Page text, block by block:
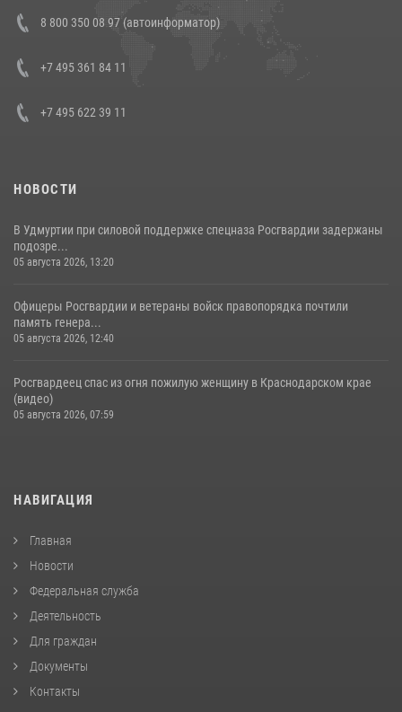
В Росгвардии прошла военно-научная конференция по обобщению
боевого опыта
8 800 350 08 97 (автоинформатор)
+7 495 361 84 11
+7 495 622 39 11
НОВОСТИ
В Удмуртии при силовой поддержке спецназа Росгвардии задержаны
подозре...
05 августа 2026, 13:20
Офицеры Росгвардии и ветераны войск правопорядка почтили
память генера...
05 августа 2026, 12:40
Росгвардеец спас из огня пожилую женщину в Краснодарском крае
(видео)
05 августа 2026, 07:59
НАВИГАЦИЯ
Главная
Новости
Федеральная служба
Деятельность
Для граждан
Документы
Контакты